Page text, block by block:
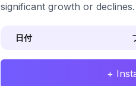
significant growth or declines.
日付
+